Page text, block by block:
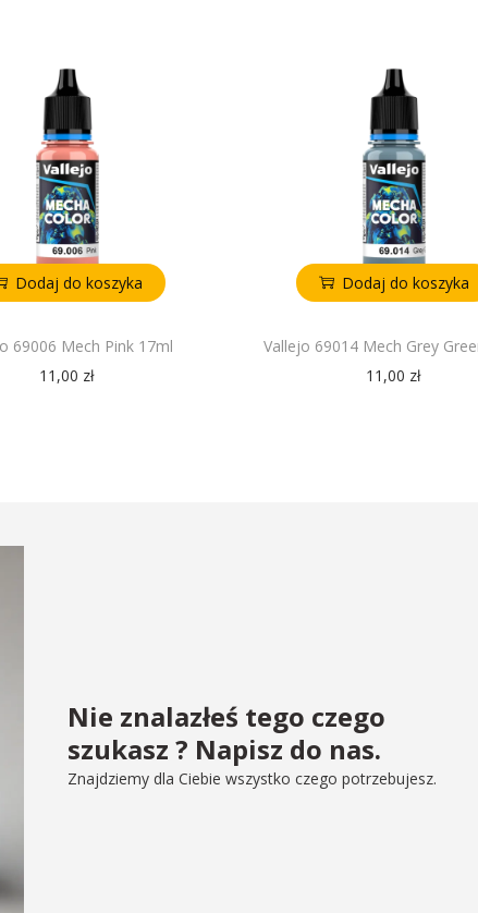
Dodaj do koszyka
69006 Mech Pink 17ml
11,00 zł
Dodaj do koszyka
Vallejo 69014 Mech Grey
11,00 zł
Nie znalazłeś tego czego
szukasz ? Napisz do nas.
Znajdziemy dla Ciebie wszystko czego potrzebujesz.